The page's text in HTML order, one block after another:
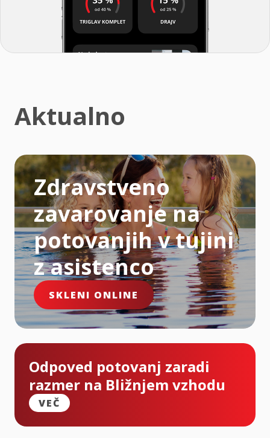
Aktualno
Zdravstveno
zavarovanje na
potovanjih v tujini
z asistenco
SKLENI ONLINE
Odpoved potovanj zaradi
razmer na Bližnjem vzhodu
VEČ